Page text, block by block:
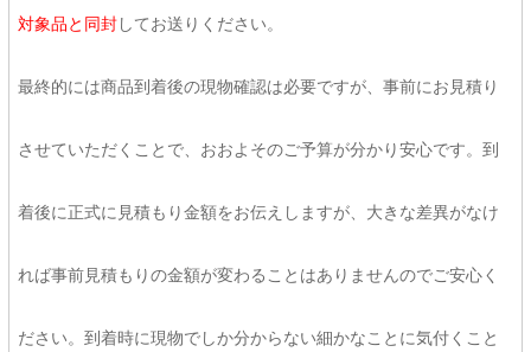
対象品と同封してお送りください。
最終的には商品到着後の現物確認は必要ですが、事前にお見積り
させていただくことで、おおよそのご予算が分かり安心です。到
着後に正式に見積もり金額をお伝えしますが、大きな差異がなけ
れば事前見積もりの金額が変わることはありませんのでご安心く
ださい。到着時に現物でしか分からない細かなことに気付くこと